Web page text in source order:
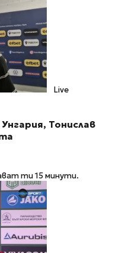
Live
Тонислав
ти 15 минути.